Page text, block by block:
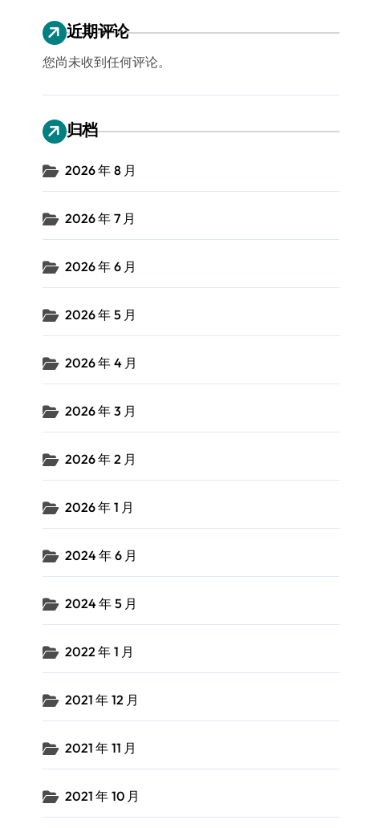
近期评论
您尚未收到任何评论。
归档
2026 年 8 月
2026 年 7 月
2026 年 6 月
2026 年 5 月
2026 年 4 月
2026 年 3 月
2026 年 2 月
2026 年 1 月
2024 年 6 月
2024 年 5 月
2022 年 1 月
2021 年 12 月
2021 年 11 月
2021 年 10 月